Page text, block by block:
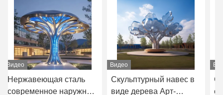
Видео
Скульптурный навес в
виде дерева Арт-
Видео
Современная
скульптура дерева из